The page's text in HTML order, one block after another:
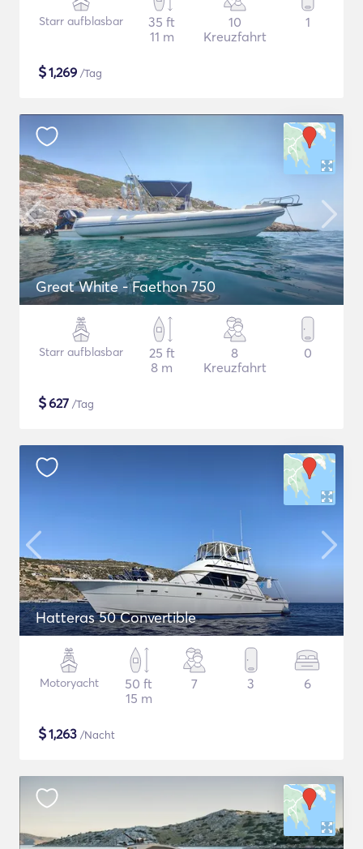
Starr aufblasbar
35 ft
11 m
10
Kreuzfahrt
1
$1,269 /Tag
Great White - Faethon 750
Starr aufblasbar
25 ft
8 m
8
Kreuzfahrt
0
$627 /Tag
Hatteras 50 Convertible
Motoryacht
50 ft
15 m
7 3 6
$1,263 /Nacht